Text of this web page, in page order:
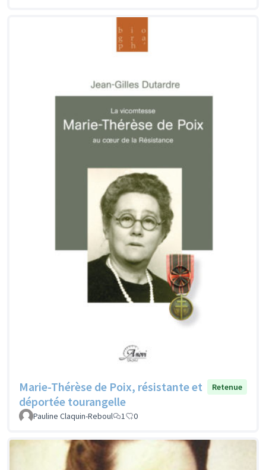
Marie-Thérèse de Poix, résistante et
déportée tourangelle
Retenue
Pauline Claquin-Reboul 1 0